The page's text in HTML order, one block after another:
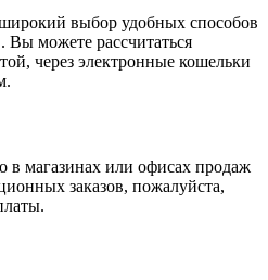
выбор удобных способов
можете рассчитаться
через электронные кошельки
в магазинах или офисах продаж
заказов, пожалуйста,